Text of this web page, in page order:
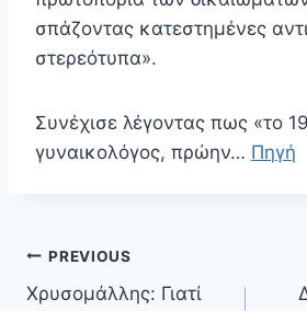
σπάζοντας κατεστημένες
στερεότυπα».
Συνέχισε λέγοντας πως «το
γυναικολόγος, πρώην… Πηγή
Πλοήγηση
άρθρων
PREVIOUS
Χρυσομάλλης: Γιατί